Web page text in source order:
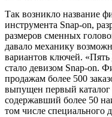
Так возникло название
инструмента Snap-on,
размеров сменных
давало механику
вариантов ключей. «Пять
стало девизом Snap-on.
продажам более 500
выпущен первый каталог
содержавший более 50
том числе специального